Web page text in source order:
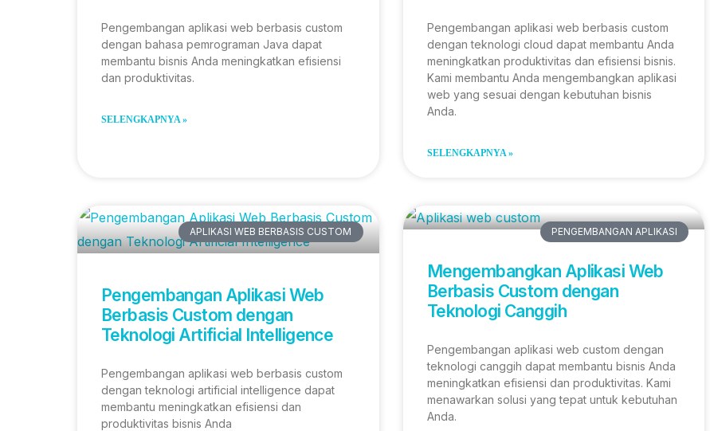
Pengembangan aplikasi web berbasis custom
dengan bahasa pemrograman Java dapat
membantu bisnis Anda meningkatkan efisiensi
dan produktivitas.
SELENGKAPNYA »
Pengembangan aplikasi web berbasis custom
dengan teknologi cloud dapat membantu Anda
meningkatkan produktivitas dan efisiensi bisnis.
Kami membantu Anda mengembangkan aplikasi
web yang sesuai dengan kebutuhan bisnis
Anda.
SELENGKAPNYA »
APLIKASI WEB BERBASIS CUSTOM
Pengembangan Aplikasi Web
Berbasis Custom dengan
Teknologi Artificial Intelligence
Pengembangan aplikasi web berbasis custom
dengan teknologi artificial intelligence dapat
membantu meningkatkan efisiensi dan
produktivitas bisnis Anda
PENGEMBANGAN APLIKASI
Mengembangkan Aplikasi Web
Berbasis Custom dengan
Teknologi Canggih
Pengembangan aplikasi web custom dengan
teknologi canggih dapat membantu bisnis Anda
meningkatkan efisiensi dan produktivitas. Kami
menawarkan solusi yang tepat untuk kebutuhan
Anda.